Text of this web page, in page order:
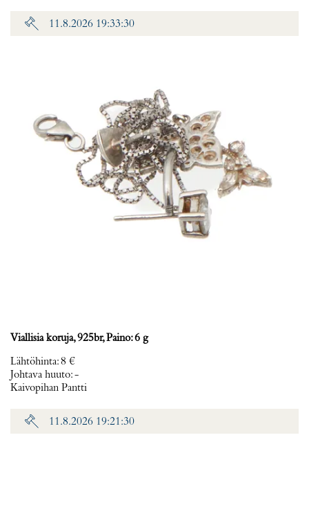
11.8.2026 19:33:30
Viallisia koruja, 925br, Paino: 6 g
Lähtöhinta:8 €
Johtava huuto:-
Kaivopihan Pantti
11.8.2026 19:21:30